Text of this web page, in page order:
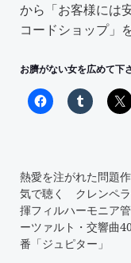
から「お客様には
コードショップ」
お臍がない女を広めて下
熱愛を注がれた問題
気で聴く クレンペ
揮フィルハーモニア
ーツァルト・交響曲
番「ジュピター」